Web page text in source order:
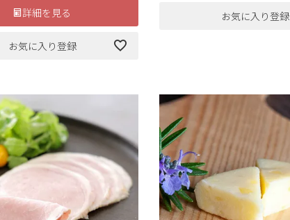
詳細を見る
お気に入り登録
お気に入り登録